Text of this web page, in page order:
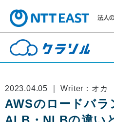
2023.04.05 ｜ Writer：オカ
AWSのロードバ